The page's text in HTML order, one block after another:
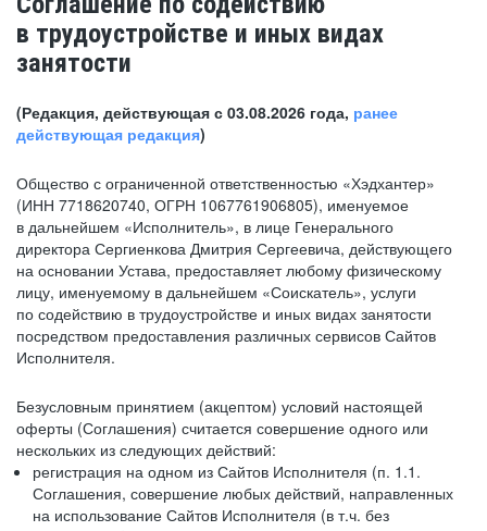
в трудоустройстве и иных видах
занятости
(Редакция, действующая с 03.08.2026 года, ранее
действующая редакция)
Общество с ограниченной ответственностью «Хэдхантер»
(ИНН 7718620740, ОГРН 1067761906805), именуемое
в дальнейшем «Исполнитель», в лице Генерального
директора Сергиенкова Дмитрия Сергеевича, действующего
на основании Устава, предоставляет любому физическому
лицу, именуемому в дальнейшем «Соискатель», услуги
по содействию в трудоустройстве и иных видах занятости
посредством предоставления различных сервисов Сайтов
Исполнителя.
Безусловным принятием (акцептом) условий настоящей
оферты (Соглашения) считается совершение одного или
нескольких из следующих действий:
регистрация на одном из Сайтов Исполнителя (п. 1.1.
Соглашения, совершение любых действий, направленных
на использование Сайтов Исполнителя (в т.ч. без